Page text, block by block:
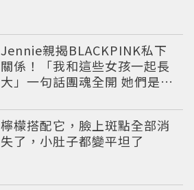
Jennie親揭BLACKPINK私下
關係！「我和這些女孩一起長
大」一句話團魂全開 她們是彼
檸檬搭配它，臉上斑點全部消
失了，小肚子都變平坦了